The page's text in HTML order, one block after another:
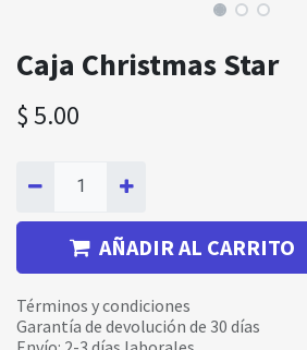
Caja Christmas Star
$ 5.00
AÑADIR AL CARRITO
Términos y condiciones
Garantía de devolución de 30 días